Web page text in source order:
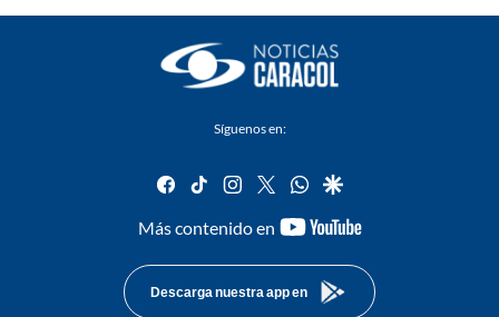
Síguenos en:
facebook
tiktok instagram
twitterwhatsapp
google
Más contenido en
youtube-
Descarga nuestra app en